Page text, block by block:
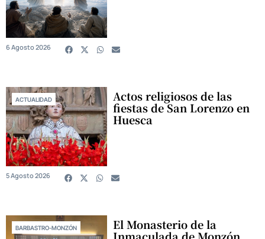
6 Agosto 2026
ACTUALIDAD Actos religiosos de las
fiestas de San Lorenzo en
Huesca
5 Agosto 2026
BARBASTRO-MONZÓN El Monasterio de la